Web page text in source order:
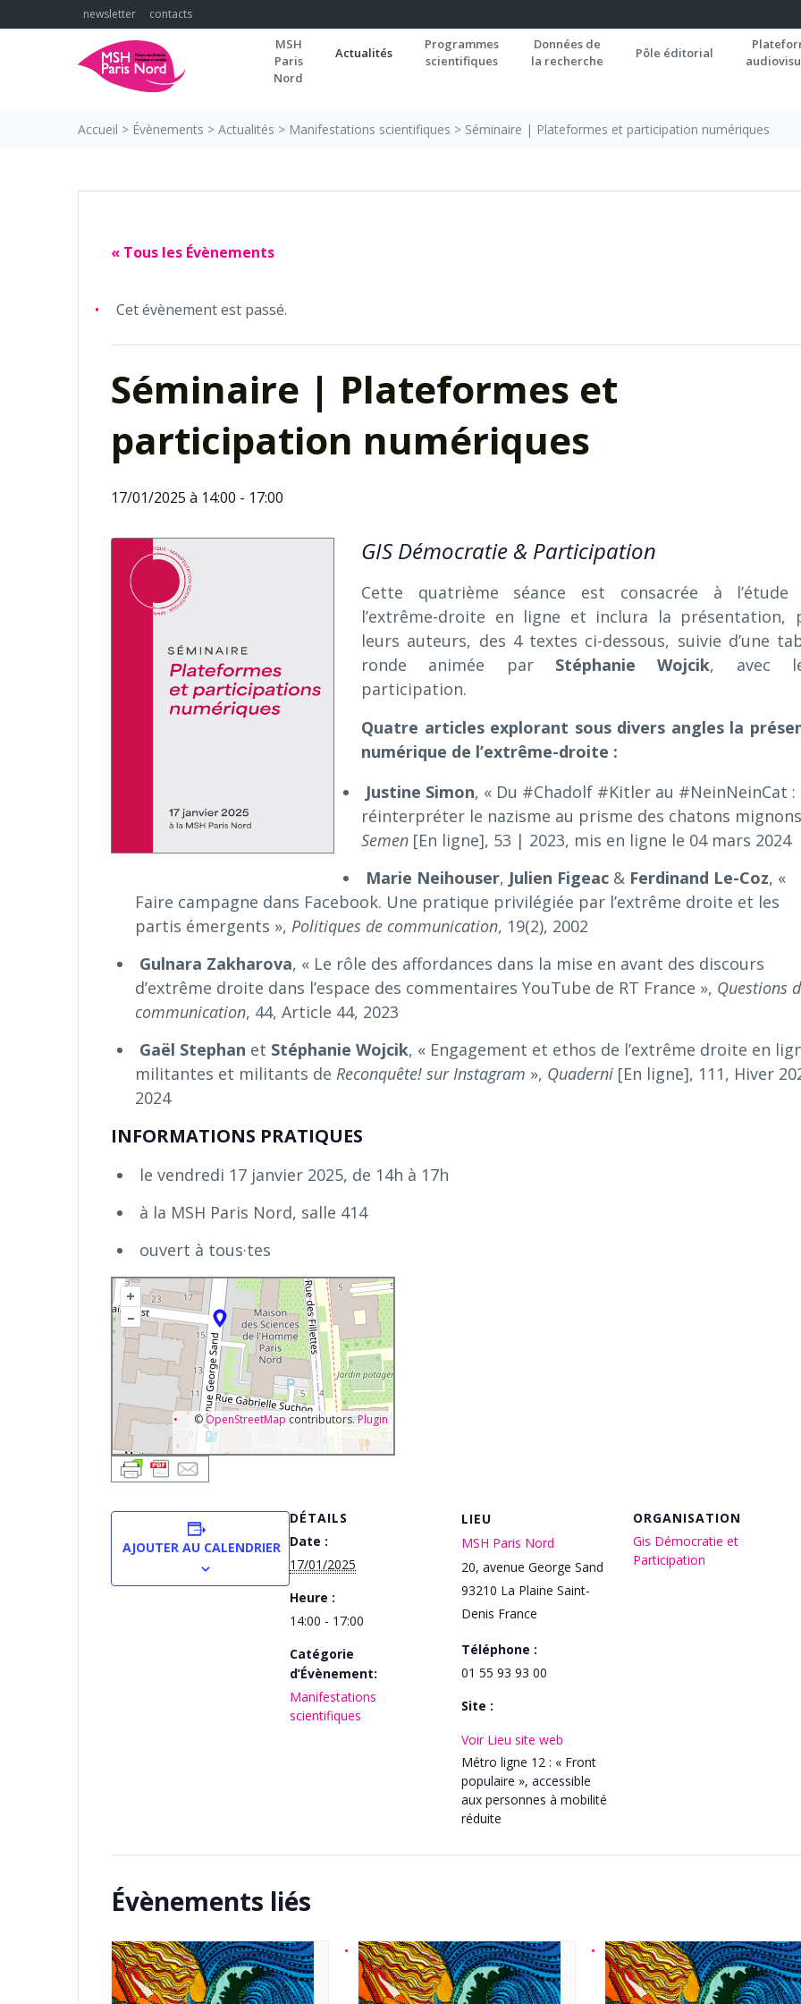
to
newsletter contacts
MSH
Paris
Nord
Actualités
Programmes
scientifiques
Données de
la recherche
Pôle éditorial
Accueil > Évènements > Actualités > Manifestations scientifiques > Séminaire | Plateformes et participation numériques
« Tous les Évènements
Cet évènement est passé.
Séminaire | Plateformes et
participation numériques
17/01/2025 à 14:00 - 17:00
GIS Démocratie & Participation
Cette quatrième séance est consacrée à l’étude
l’extrême-droite en ligne et inclura la présentation,
leurs auteurs, des 4 textes ci-dessous, suivie d’une
ronde animée par Stéphanie Wojcik, avec
participation.
Quatre articles explorant sous divers angles la
numérique de l’extrême-droite :
Justine Simon, « Du #Chadolf #Kitler au #NeinNeinCat :
réinterpréter le nazisme au prisme des chatons
Semen [En ligne], 53 | 2023, mis en ligne le 04 mars 2024
Marie Neihouser, Julien Figeac & Ferdinand Le-Coz, «
Faire campagne dans Facebook. Une pratique privilégiée par l’extrême droite et les
partis émergents », Politiques de communication, 19(2), 2002
Gulnara Zakharova, « Le rôle des affordances dans la mise en avant des discours
d’extrême droite dans l’espace des commentaires YouTube de RT France », Questions
communication, 44, Article 44, 2023
Gaël Stephan et Stéphanie Wojcik, « Engagement et ethos de l’extrême droite en
militantes et militants de Reconquête! sur Instagram », Quaderni [En ligne], 111, Hiver
2024
INFORMATIONS PRATIQUES
le vendredi 17 janvier 2025, de 14h à 17h
à la MSH Paris Nord, salle 414
ouvert à tous·tes
+
–
©OpenStreetMap contributors.Plugin
AJOUTER AU CALENDRIER
DÉTAILS
Date :
17/01/2025
Heure :
14:00 - 17:00
Catégorie
d’Évènement:
Manifestations
scientifiques
LIEU
MSH Paris Nord
20, avenue George Sand
93210 La Plaine Saint-
Denis France
Téléphone :
01 55 93 93 00
Site :
Voir Lieu site web
Métro ligne 12 : « Front
populaire », accessible
aux personnes à mobilité
réduite
ORGANISATION
Gis Démocratie et
Participation
Évènements liés